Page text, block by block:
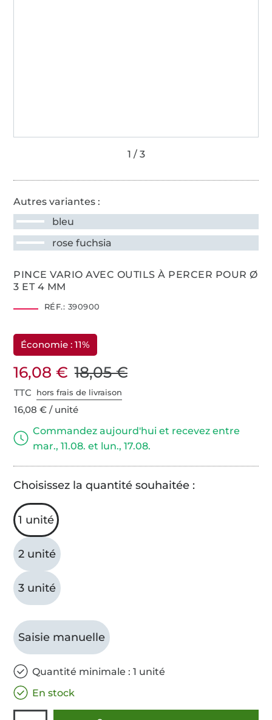
Autres variantes :
bleu
rose fuchsia
PINCE VARIO AVEC OUTILS À PERCER POUR Ø
3 ET 4 MM
RÉF.: 390900
Économie : 11%
16,08 € 18,05 €
TTC hors frais de livraison
16,08 € / unité
Commandez aujourd'hui et recevez entre
mar., 11.08. et lun., 17.08.
Choisissez la quantité souhaitée :
1 unité
2 unité
3 unité
Saisie manuelle
Quantité minimale : 1 unité
En stock